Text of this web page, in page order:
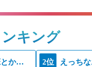
キング
３５歳、今さら恋とかありえない 2位